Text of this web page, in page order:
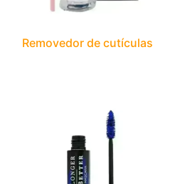
Removedor de cutículas